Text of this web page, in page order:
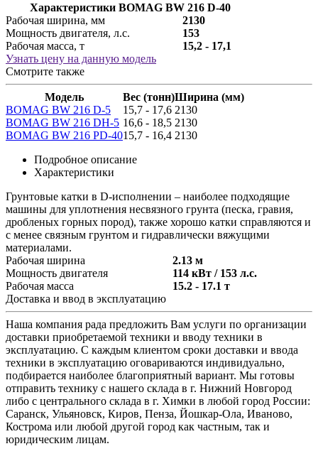
Характеристики BOMAG BW 216 D-40
Рабочая ширина, мм
2130
Мощность двигателя, л.с.
153
Рабочая масса, т
15,2 - 17,1
Узнать цену на данную модель
Смотрите также
Модель Вес (тонн)Ширина (мм)
BOMAG BW 216 D-5
15,7 - 17,6 2130
BOMAG BW 216 DH-5 16,6 - 18,5 2130
BOMAG BW 216 PD-4015,7 - 16,4 2130
Подробное описание
Характеристики
Грунтовые катки в D-исполнении – наиболее подходящие
машины для уплотнения несвязного грунта (песка, гравия,
дробленых горных пород), также хорошо катки справляются и
с менее связным грунтом и гидравлически вяжущими
материалами.
Рабочая ширина
2.13 м
Мощность двигателя
114 кВт / 153 л.с.
Рабочая масса
15.2 - 17.1 т
Доставка и ввод в эксплуатацию
Наша компания рада предложить Вам услуги по организации
доставки приобретаемой техники и вводу техники в
эксплуатацию. С каждым клиентом сроки доставки и ввода
техники в эксплуатацию оговариваются индивидуально,
подбирается наиболее благоприятный вариант. Мы готовы
отправить технику с нашего склада в г. Нижний Новгород
либо с центрального склада в г. Химки в любой город России:
Саранск, Ульяновск, Киров, Пенза, Йошкар-Ола, Иваново,
Кострома или любой другой город как частным, так и
юридическим лицам.